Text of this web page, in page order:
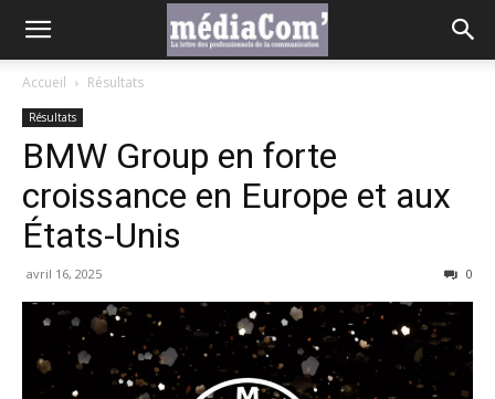
Accueil Résultats
Résultats
BMW Group en forte
croissance en Europe et aux
États-Unis
avril 16, 2025 0